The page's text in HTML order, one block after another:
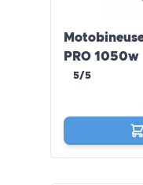
PRO 1050w
5/5